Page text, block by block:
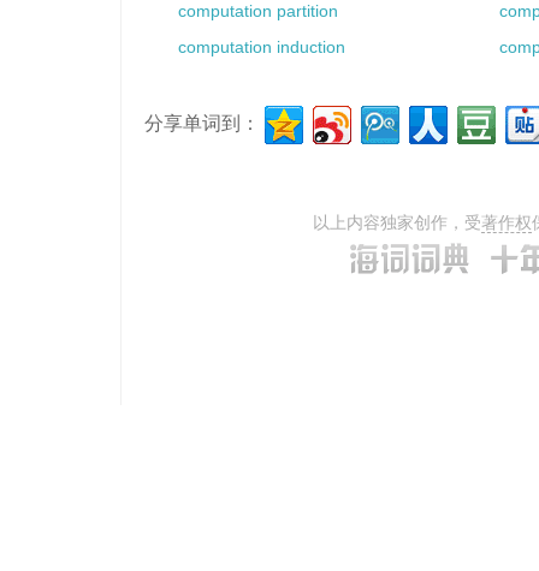
computation partition
computation induction
分享单词到：
以上内容独家创作，受著作权